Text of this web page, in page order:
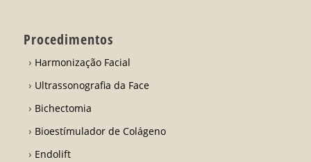
Procedimentos
Harmonização Facial
Ultrassonografia da Face
Bichectomia
Bioestímulador de Colágeno
Endolift